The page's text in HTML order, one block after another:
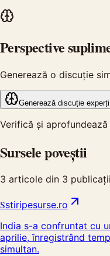
Perspective
Generează o discuție
Generează discuție experți
Verifică și aprofundează
Sursele poveștii
3 articole din 3
Sstiripesurse.ro
India s-a confruntat cu
aprilie, înregistrând
simultan.